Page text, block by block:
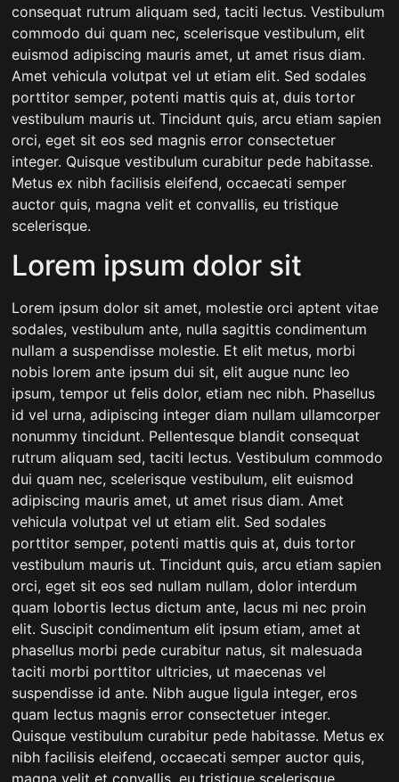
consequat rutrum aliquam sed, taciti lectus. Vestibulum
commodo dui quam nec, scelerisque vestibulum, elit
euismod adipiscing mauris amet, ut amet risus diam.
Amet vehicula volutpat vel ut etiam elit. Sed sodales
porttitor semper, potenti mattis quis at, duis tortor
vestibulum mauris ut. Tincidunt quis, arcu etiam sapien
orci, eget sit eos sed magnis error consectetuer
integer. Quisque vestibulum curabitur pede habitasse.
Metus ex nibh facilisis eleifend, occaecati semper
auctor quis, magna velit et convallis, eu tristique
scelerisque.
Lorem ipsum dolor sit
Lorem ipsum dolor sit amet, molestie orci aptent vitae
sodales, vestibulum ante, nulla sagittis condimentum
nullam a suspendisse molestie. Et elit metus, morbi
nobis lorem ante ipsum dui sit, elit augue nunc leo
ipsum, tempor ut felis dolor, etiam nec nibh. Phasellus
id vel urna, adipiscing integer diam nullam ullamcorper
nonummy tincidunt. Pellentesque blandit consequat
rutrum aliquam sed, taciti lectus. Vestibulum commodo
dui quam nec, scelerisque vestibulum, elit euismod
adipiscing mauris amet, ut amet risus diam. Amet
vehicula volutpat vel ut etiam elit. Sed sodales
porttitor semper, potenti mattis quis at, duis tortor
vestibulum mauris ut. Tincidunt quis, arcu etiam sapien
orci, eget sit eos sed nullam nullam, dolor interdum
quam lobortis lectus dictum ante, lacus mi nec proin
elit. Suscipit condimentum elit ipsum etiam, amet at
phasellus morbi pede curabitur natus, sit malesuada
taciti morbi porttitor ultricies, ut maecenas vel
suspendisse id ante. Nibh augue ligula integer, eros
quam lectus magnis error consectetuer integer.
Quisque vestibulum curabitur pede habitasse. Metus ex
nibh facilisis eleifend, occaecati semper auctor quis,